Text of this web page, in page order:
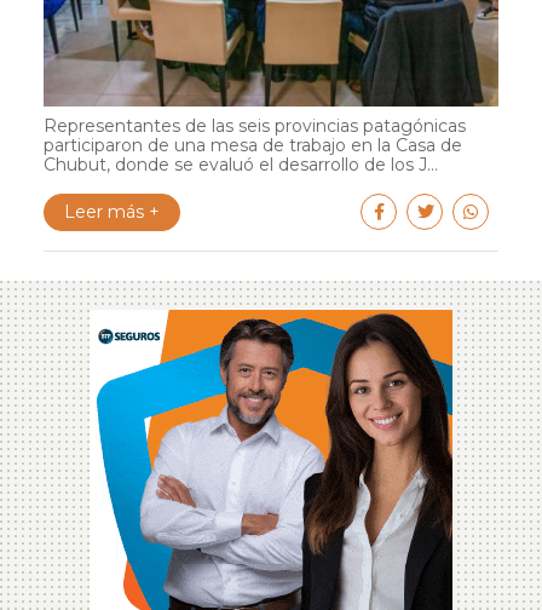
Representantes de las seis provincias patagónicas
participaron de una mesa de trabajo en la Casa de
Chubut, donde se evaluó el desarrollo de los J...
Leer más +